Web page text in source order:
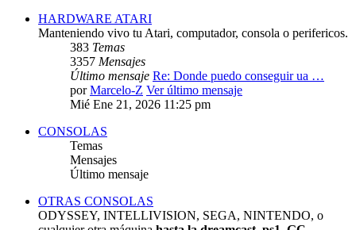
HARDWARE ATARI
Manteniendo vivo tu Atari, computador, consola o perifericos.
383 Temas
3357 Mensajes
Último mensaje Re: Donde puedo conseguir ua …
porMarcelo-Z Ver último mensaje
Mié Ene 21, 2026 11:25 pm
CONSOLAS
Temas
Mensajes
Último mensaje
OTRAS CONSOLAS
ODYSSEY, INTELLIVISION, SEGA, NINTENDO, o